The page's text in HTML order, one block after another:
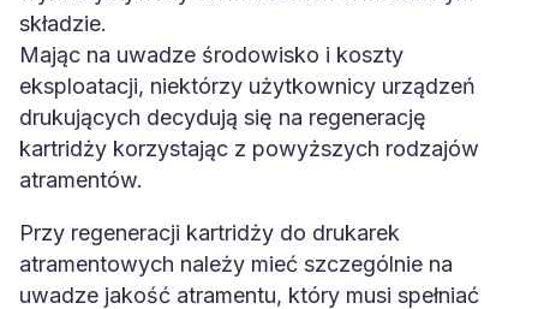
składzie.
Mając na uwadze środowisko i koszty
eksploatacji, niektórzy użytkownicy urządzeń
drukujących decydują się na regenerację
kartridży korzystając z powyższych rodzajów
atramentów.
Przy regeneracji kartridży do drukarek
atramentowych należy mieć szczególnie na
uwadze jakość atramentu, który musi spełniać